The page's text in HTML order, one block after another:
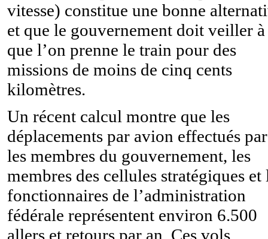
vitesse) constitue une bonne
et que le gouvernement doit veiller à
que l’on prenne le train pour des
missions de moins de cinq cents
kilomètres.
Un récent calcul montre que les
déplacements par avion effectués par
les membres du gouvernement, les
membres des cellules stratégiques et
fonctionnaires de l’administration
fédérale représentent environ 6.500
allers et retours par an. Ces vols